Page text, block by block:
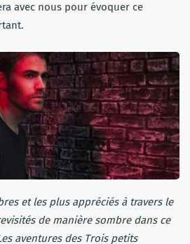
avec nous pour évoquer ce
et les plus appréciés à travers le
de manière sombre dans ce
aventures des Trois petits